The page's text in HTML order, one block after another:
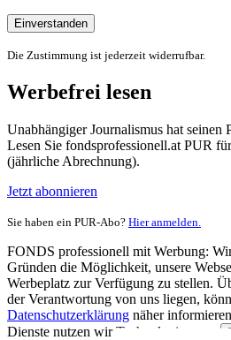
Einverstanden
Die Zustimmung ist jederzeit widerrufbar.
Werbefrei lesen
Unabhängiger Journalismus hat seinen
Lesen Sie fondsprofessionell.at PUR
(jährliche Abrechnung).
Jetzt abonnieren
Sie haben ein PUR-Abo? Hier anmelden.
FONDS professionell mit Werbung:
Gründen die Möglichkeit, unsere
Werbeplatz zur Verfügung zu stellen.
der Verantwortung von uns liegen,
Datenschutzerklärung näher
Dienste nutzen wir Technologien von